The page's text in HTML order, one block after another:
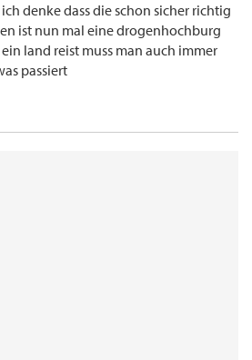
denke dass die schon sicher richtig
ist nun mal eine drogenhochburg
land reist muss man auch immer
passiert